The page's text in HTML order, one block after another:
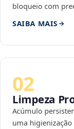
bloqueio com
SAIBA MAIS
02
Limpeza
Acúmulo
uma